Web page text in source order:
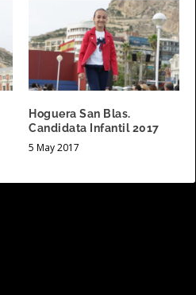
Hoguera San Blas.
Candidata Infantil 2017
5 May 2017